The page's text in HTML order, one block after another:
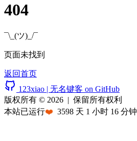
404
¯\_(ツ)_/¯
页面未找到
返回首页
123xiao | 无名键客 on GitHub
版权所有 © 2026 | 保留所有权利
本站已运行❤️ 3598 天 1 小时 16 分钟